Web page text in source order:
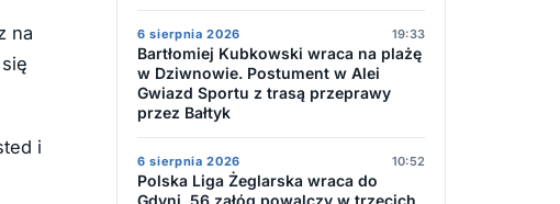
na
i
6 sierpnia 2026 19:33
Bartłomiej Kubkowski wraca na plażę
w Dziwnowie. Postument w Alei
Gwiazd Sportu z trasą przeprawy
przez Bałtyk
6 sierpnia 2026 10:52
Polska Liga Żeglarska wraca do
Gdyni. 56 załóg powalczy w trzecich